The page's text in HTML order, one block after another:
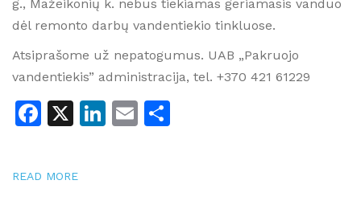
g., Mažeikonių k. nebus tiekiamas geriamasis vanduo
dėl remonto darbų vandentiekio tinkluose.
Atsiprašome už nepatogumus. UAB „Pakruojo
vandentiekis” administracija, tel. +370 421 61229
Facebook
X LinkedIn
Email
READ MORE